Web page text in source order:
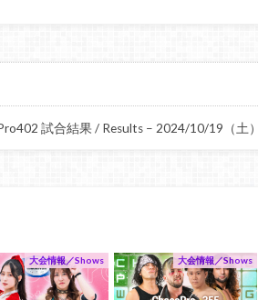
試合結果 / Results – 2024/10/19（土）
大会情報／Shows 大会情報／Shows